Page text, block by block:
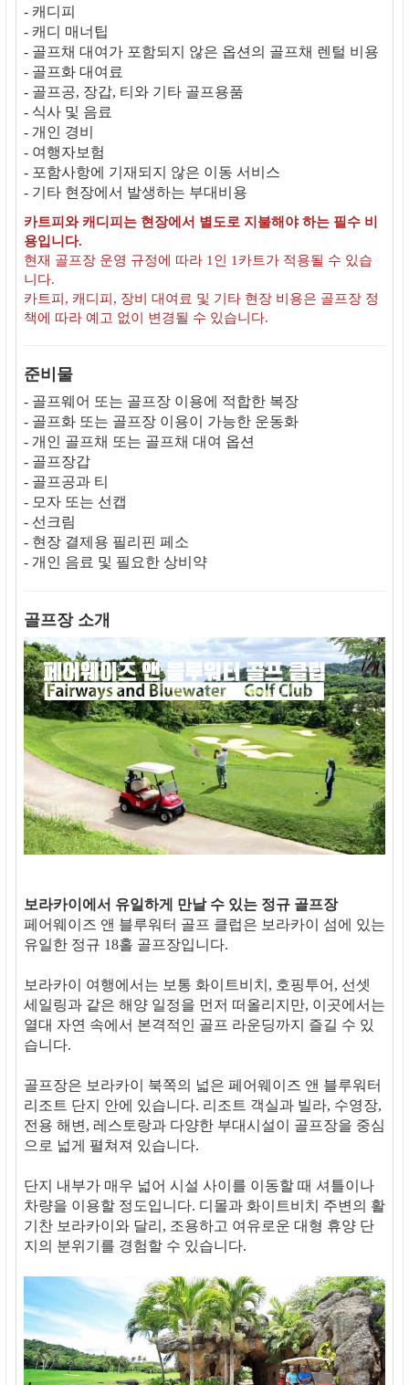
- 캐디피
- 캐디 매너팁
- 골프채 대여가 포함되지 않은 옵션의 골프채 렌털 비용
- 골프화 대여료
- 골프공, 장갑, 티와 기타 골프용품
- 식사 및 음료
- 개인 경비
- 여행자보험
- 포함사항에 기재되지 않은 이동 서비스
- 기타 현장에서 발생하는 부대비용
카트피와 캐디피는 현장에서 별도로 지불해야 하는 필수 비
용입니다.
현재 골프장 운영 규정에 따라 1인 1카트가 적용될 수 있습
니다.
카트피, 캐디피, 장비 대여료 및 기타 현장 비용은 골프장 정
책에 따라 예고 없이 변경될 수 있습니다.
준비물
- 골프웨어 또는 골프장 이용에 적합한 복장
- 골프화 또는 골프장 이용이 가능한 운동화
- 개인 골프채 또는 골프채 대여 옵션
- 골프장갑
- 골프공과 티
- 모자 또는 선캡
- 선크림
- 현장 결제용 필리핀 페소
- 개인 음료 및 필요한 상비약
골프장 소개
보라카이에서 유일하게 만날 수 있는 정규 골프장
페어웨이즈 앤 블루워터 골프 클럽은 보라카이 섬에 있는
유일한 정규 18홀 골프장입니다.
보라카이 여행에서는 보통 화이트비치, 호핑투어, 선셋
세일링과 같은 해양 일정을 먼저 떠올리지만, 이곳에서는
열대 자연 속에서 본격적인 골프 라운딩까지 즐길 수 있
습니다.
골프장은 보라카이 북쪽의 넓은 페어웨이즈 앤 블루워터
리조트 단지 안에 있습니다. 리조트 객실과 빌라, 수영장,
전용 해변, 레스토랑과 다양한 부대시설이 골프장을 중심
으로 넓게 펼쳐져 있습니다.
단지 내부가 매우 넓어 시설 사이를 이동할 때 셔틀이나
차량을 이용할 정도입니다. 디몰과 화이트비치 주변의 활
기찬 보라카이와 달리, 조용하고 여유로운 대형 휴양 단
지의 분위기를 경험할 수 있습니다.